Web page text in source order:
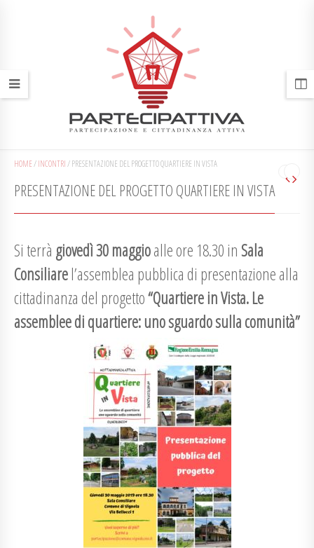
HOME/INCONTRI/PRESENTAZIONE DEL PROGETTO QUARTIERE IN VISTA
PRESENTAZIONE DEL PROGETTO QUARTIERE IN VISTA
Si terrà giovedì 30 maggioalle ore 18.30 in Sala
Consiliarel’assemblea pubblica di presentazione alla
cittadinanza del progetto“Quartiere in Vista. Le
assemblee di quartiere: uno sguardo sulla comunità”